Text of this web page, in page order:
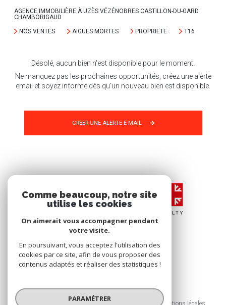
AGENCE IMMOBILIÈRE À UZÈS VÉZÉNOBRES CASTILLON-DU-GARD
CHAMBORIGAUD
NOS VENTES
AIGUES MORTES PROPRIETE T16
Désolé, aucun bien n'est disponible pour le moment.
Ne manquez pas les prochaines opportunités, créez une alerte
email et soyez informé dès qu'un nouveau bien est disponible.
CRÉER UNE ALERTE E-MAIL
© 2026 | Tous droits réservés
Comme beaucoup, notre site
utilise les cookies
On aimerait vous accompagner pendant
votre visite.
En poursuivant, vous acceptez l'utilisation des
cookies par ce site, afin de vous proposer des
contenus adaptés et réaliser des statistiques !
PARAMÉTRER